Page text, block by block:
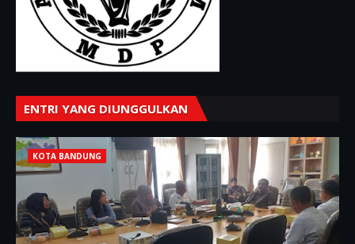
ENTRI YANG DIUNGGULKAN
KOTA BANDUNG